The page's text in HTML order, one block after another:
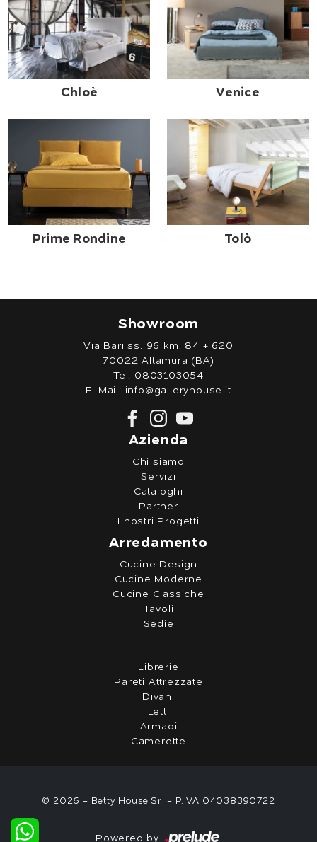
Chloè Venice
Prime Rondine Tolò
Showroom
Via Bari ss. 96 km. 84 + 620
70022 Altamura (BA)
Tel: 0803103054
E-Mail: info@galleryhouse.it
Azienda
Chi siamo
Servizi
Cataloghi
Partner
I nostri Progetti
Arredamento
Cucine Design
Cucine Moderne
Cucine Classiche
Tavoli
Sedie
Librerie
Pareti Attrezzate
Divani
Letti
Armadi
Camerette
© 2026 - Betty House Srl - P.IVA 04038390722
Powered by